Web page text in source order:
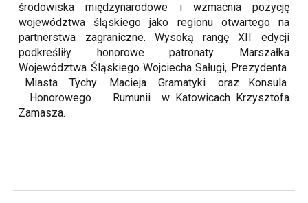
środowiska międzynarodowe i wzmacnia pozycję
województwa śląskiego jako regionu otwartego na
partnerstwa zagraniczne. Wysoką rangę XII edycji
podkreśliły honorowe patronaty Marszałka
Województwa Śląskiego Wojciecha Saługi, Prezydenta
Miasta Tychy Macieja Gramatyki oraz Konsula
Honorowego Rumunii w Katowicach Krzysztofa
Zamasza.